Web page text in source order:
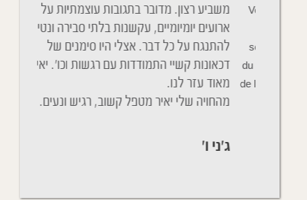
Vous
de la
משביע רצון. מדובר בתגובות עוצמתיות על
ארועים יומיומיים, עקשנות בלתי סבירה ונטיה
להתנגח על כל דבר. אצלי היו סימנים של
דכאונות קשיי התמודדות עם רגשות וכו'. יאיר
מאוד עזר לנו.
מהחויה שלי יאיר מטפל קשוב, רגיש ונעים.
ג'ני ו'